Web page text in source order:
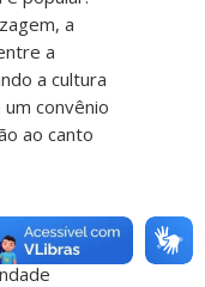
a
a
a cultura
convênio
ao canto
ano